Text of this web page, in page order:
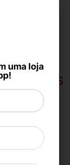
–
uma loja